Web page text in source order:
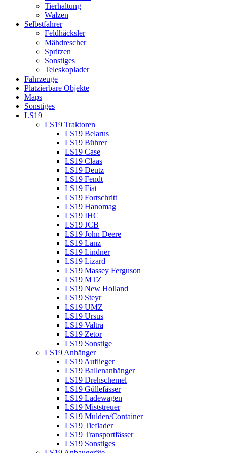
Tierhaltung
Walzen
Selbstfahrer
Feldhäcksler
Mähdrescher
Spritzen
Sonstiges
Teleskoplader
Fahrzeuge
Platzierbare Objekte
Maps
Sonstiges
LS19
LS19 Traktoren
LS19 Belarus
LS19 Bührer
LS19 Case
LS19 Claas
LS19 Deutz
LS19 Fendt
LS19 Fiat
LS19 Fortschritt
LS19 Hanomag
LS19 IHC
LS19 JCB
LS19 John Deere
LS19 Lanz
LS19 Lindner
LS19 Lizard
LS19 Massey Ferguson
LS19 MTZ
LS19 New Holland
LS19 Steyr
LS19 UMZ
LS19 Ursus
LS19 Valtra
LS19 Zetor
LS19 Sonstige
LS19 Anhänger
LS19 Auflieger
LS19 Ballenanhänger
LS19 Drehschemel
LS19 Güllefässer
LS19 Ladewagen
LS19 Miststreuer
LS19 Mulden/Container
LS19 Tieflader
LS19 Transportfässer
LS19 Sonstiges